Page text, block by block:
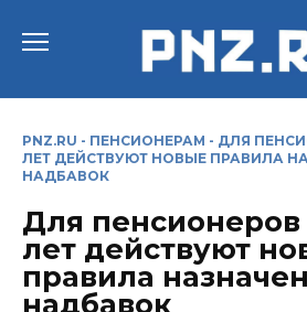
PNZ.RU - ПЕНСИОНЕРАМ - ДЛЯ
ЛЕТ ДЕЙСТВУЮТ НОВЫЕ ПРАВИЛА
НАДБАВОК
Для
лет действуют
правила
надбавок